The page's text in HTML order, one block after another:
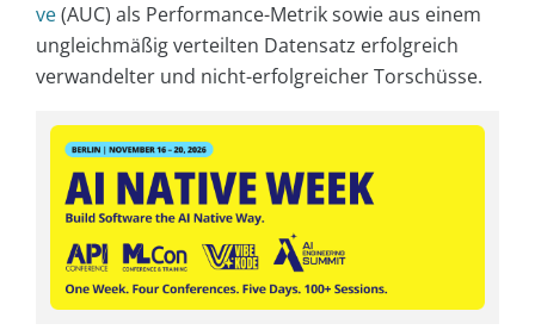
ve(AUC) als Performance-Metrik sowie aus einem
ungleichmäßig verteilten Datensatz erfolgreich
verwandelter und nicht-erfolgreicher Torschüsse.